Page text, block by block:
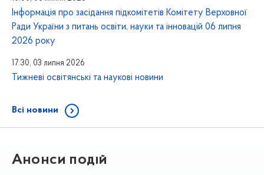
Інформація про засідання підкомітетів Комітету Верховної
Ради України з питань освіти, науки та інновацій 06 липня
2026 року
17:30, 03 липня 2026
Тижневі освітянські та наукові новини
Всі новини
Анонси подій